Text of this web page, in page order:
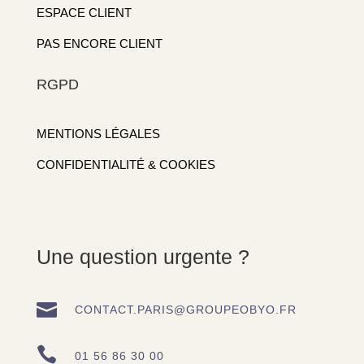
ESPACE CLIENT
PAS ENCORE CLIENT
RGPD
MENTIONS LÉGALES
CONFIDENTIALITÉ & COOKIES
Une question urgente ?
 CONTACT.PARIS@GROUPEOBYO.FR
 01 56 86 30 00